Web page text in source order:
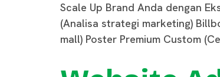
Scale Up Brand Anda dengan
(Analisa strategi marketing)
mall) Poster Premium Custom